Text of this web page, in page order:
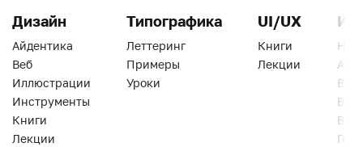
Дизайн
Айдентика
Веб
Иллюстрации
Инструменты
Книги
Лекции
Типографика
Леттеринг
Примеры
Уроки
UI/UX
Книги
Лекции
Веб